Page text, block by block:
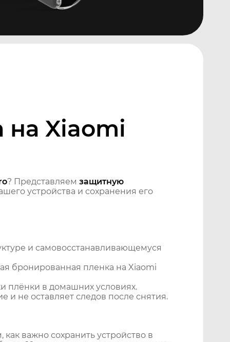
Xiaomi
? Представляем защитную
устройства и сохранения его
и самовосстанавливающемуся
бронированная пленка на Xiaomi
плёнки в домашних условиях.
и не оставляет следов после снятия.
важно сохранить устройство в